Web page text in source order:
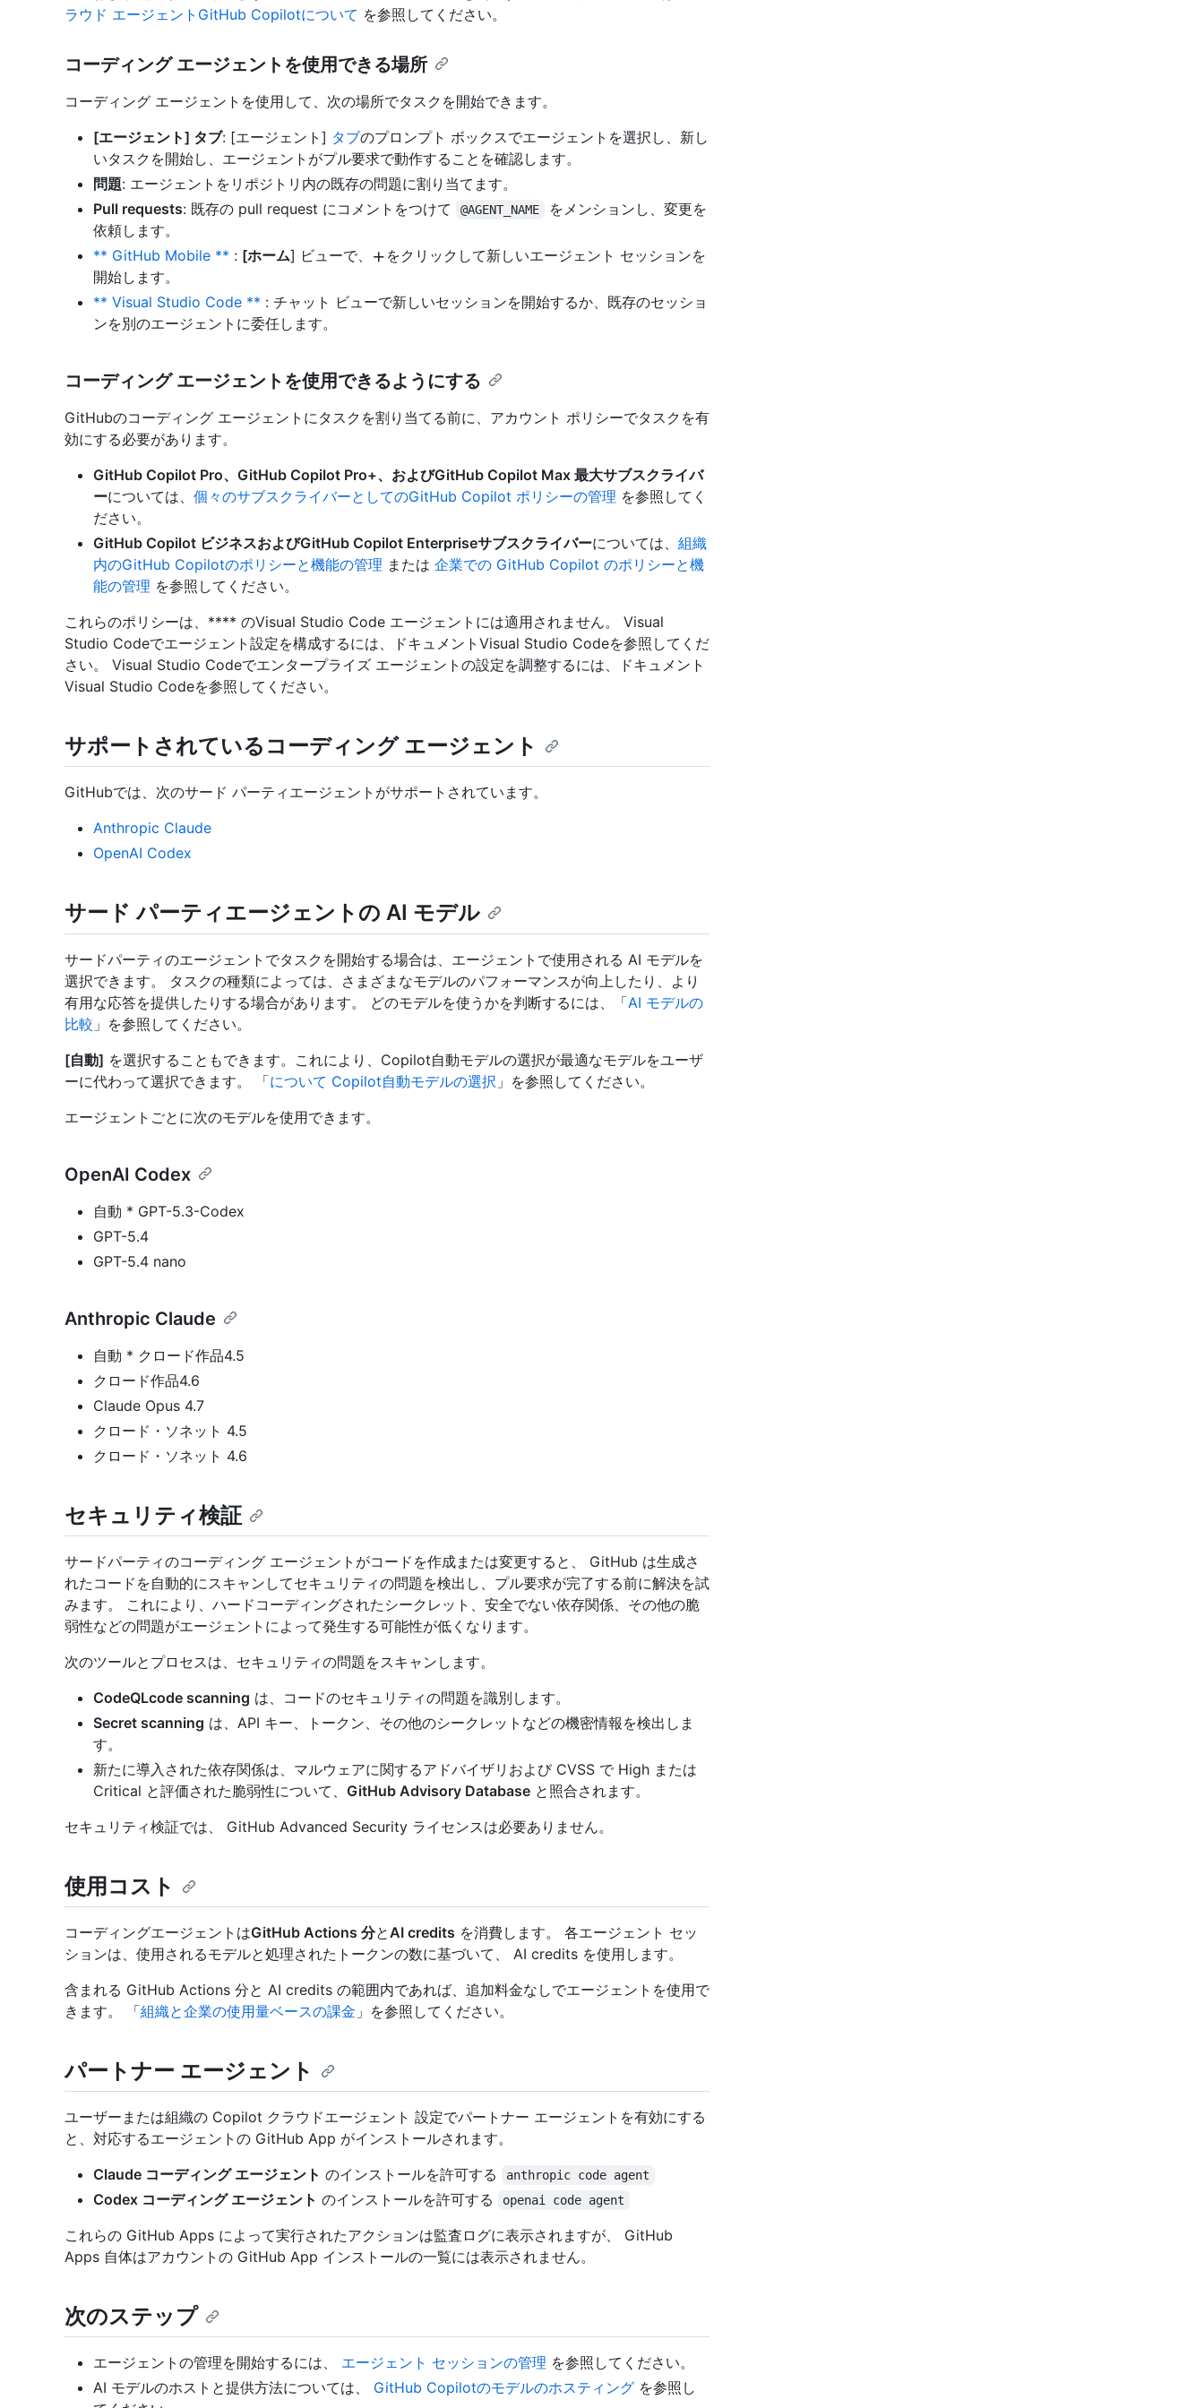
ラウド エージェントGitHub Copilotについて を参照してください。
コーディング エージェントを使用できる場所
コーディング エージェントを使用して、次の場所でタスクを開始できます。
[エージェント] タブ: [エージェント] タブのプロンプト ボックスでエージェントを選択し、新し
いタスクを開始し、エージェントがプル要求で動作することを確認します。
問題: エージェントをリポジトリ内の既存の問題に割り当てます。
Pull requests: 既存の pull request にコメントをつけて @AGENT_NAME
をメンションし、変更を
依頼します。
** GitHub Mobile ** : [ホーム] ビューで、
をクリックして新しいエージェント セッションを
開始します。
** Visual Studio Code ** : チャット ビューで新しいセッションを開始するか、既存のセッショ
ンを別のエージェントに委任します。
コーディング エージェントを使用できるようにする
GitHubのコーディング エージェントにタスクを割り当てる前に、アカウント ポリシーでタスクを有
効にする必要があります。
GitHub Copilot Pro、GitHub Copilot Pro+、およびGitHub Copilot Max 最大サブスクライバ
ーについては、 個々のサブスクライバーとしてのGitHub Copilot ポリシーの管理 を参照してく
ださい。
GitHub Copilot ビジネスおよびGitHub Copilot Enterpriseサブスクライバーについては、 組織
内のGitHub Copilotのポリシーと機能の管理 または 企業での GitHub Copilot のポリシーと機
能の管理 を参照してください。
これらのポリシーは、**** のVisual Studio Code エージェントには適用されません。 Visual
Studio Codeでエージェント設定を構成するには、
ドキュメントVisual Studio Codeを参照してくだ
さい。 Visual Studio Codeでエンタープライズ エージェントの設定を調整するには、
ドキュメント
Visual Studio Codeを参照してください。
サポートされているコーディング エージェント
GitHubでは、次のサード パーティエージェントがサポートされています。
Anthropic Claude
OpenAI Codex
サード パーティエージェントの AI モデル
サードパーティのエージェントでタスクを開始する場合は、エージェントで使用される AI モデルを
選択できます。 タスクの種類によっては、さまざまなモデルのパフォーマンスが向上したり、より
有用な応答を提供したりする場合があります。 どのモデルを使うかを判断するには、「AI モデルの
比較 」を参照してください。
[自動] を選択することもできます。これにより、Copilot自動モデルの選択が最適なモデルをユーザ
ーに代わって選択できます。 「について Copilot自動モデルの選択 」を参照してください。
エージェントごとに次のモデルを使用できます。
OpenAI Codex
自動 * GPT-5.3-Codex
GPT-5.4
GPT-5.4 nano
Anthropic Claude
自動 * クロード作品4.5
クロード作品4.6
Claude Opus 4.7
クロード・ソネット 4.5
クロード・ソネット 4.6
セキュリティ検証
サードパーティのコーディング エージェントがコードを作成または変更すると、 GitHub は生成さ
れたコードを自動的にスキャンしてセキュリティの問題を検出し、プル要求が完了する前に解決を試
みます。 これにより、ハードコーディングされたシークレット、安全でない依存関係、その他の脆
弱性などの問題がエージェントによって発生する可能性が低くなります。
次のツールとプロセスは、セキュリティの問題をスキャンします。
CodeQLcode scanning は、コードのセキュリティの問題を識別します。
Secret scanning は、API キー、トークン、その他のシークレットなどの機密情報を検出しま
す。
新たに導入された依存関係は、マルウェアに関するアドバイザリおよび CVSS で High または
Critical と評価された脆弱性について、 GitHub Advisory Database と照合されます。
セキュリティ検証では、 GitHub Advanced Security ライセンスは必要ありません。
使用コスト
コーディングエージェントはGitHub Actions 分と AI credits を消費します。 各エージェント セッ
ションは、使用されるモデルと処理されたトークンの数に基づいて、 AI credits を使用します。
含まれる GitHub Actions 分と AI credits の範囲内であれば、追加料金なしでエージェントを使用で
きます。 「組織と企業の使用量ベースの課金 」を参照してください。
パートナー エージェント
ユーザーまたは組織の Copilot クラウドエージェント 設定でパートナー エージェントを有効にする
と、対応するエージェントの GitHub App がインストールされます。
Claude コーディング エージェント のインストールを許可する anthropic code agent
Codex コーディング エージェント のインストールを許可する openai code agent
これらの GitHub Apps によって実行されたアクションは監査ログに表示されますが、 GitHub
Apps 自体はアカウントの GitHub App インストールの一覧には表示されません。
次のステップ
エージェントの管理を開始するには、 エージェント セッションの管理 を参照してください。
AI モデルのホストと提供方法については、 GitHub Copilotのモデルのホスティング を参照し